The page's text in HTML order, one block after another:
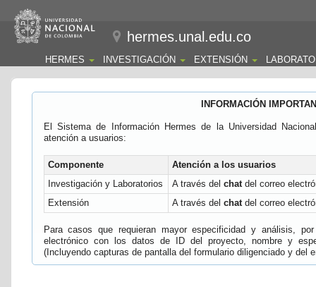
hermes.unal.edu.co
HERMES INVESTIGACIÓN EXTENSIÓN
INFORMACIÓN
El Sistema de Información Hermes de la Universidad
atención a usuarios:
Componente
Atención a los usuarios
Investigación y Laboratorios
A través del chatdel correo
Extensión
A través del chatdel correo
Para casos que requieran mayor especificidad y análisis,
electrónico con los datos de ID del proyecto, nombre y
(Incluyendo capturas de pantalla del formulario diligenciado y del